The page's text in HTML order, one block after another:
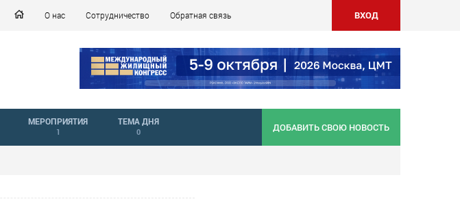
О нас Сотрудничество Обратная связь ВХОД
МЕРОПРИЯТИЯ
1
ТЕМА ДНЯ
0 ДОБАВИТЬ СВОЮ НОВОСТЬ